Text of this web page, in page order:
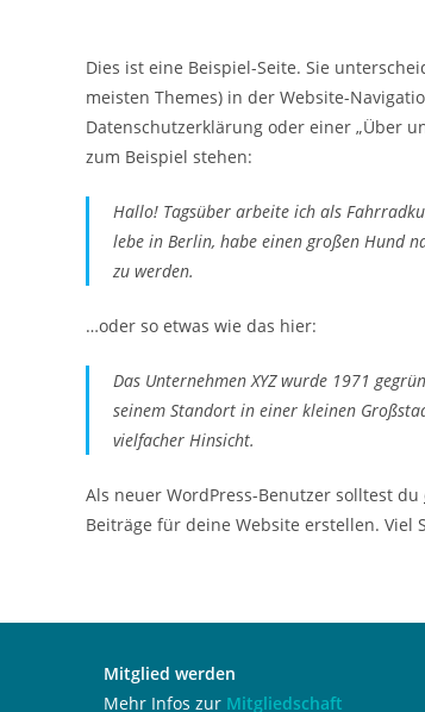
Dies ist eine Beispiel-Seite. Sie
meisten Themes) in der Website-
Datenschutzerklärung oder einer „Über
zum Beispiel stehen:
Hallo! Tagsüber arbeite ich als
lebe in Berlin, habe einen großen Hund
zu werden.
…oder so etwas wie das hier:
Das Unternehmen XYZ wurde 1971
seinem Standort in einer kleinen
vielfacher Hinsicht.
Als neuer WordPress-Benutzer solltest du
Beiträge für deine Website erstellen. Viel
Mitglied werden
Mehr Infos zur Mitgliedschaft